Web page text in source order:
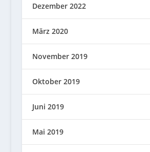
Dezember 2022
März 2020
November 2019
Oktober 2019
Juni 2019
Mai 2019